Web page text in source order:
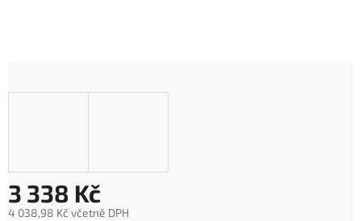
3 338 Kč
4 038,98 Kč včetně DPH